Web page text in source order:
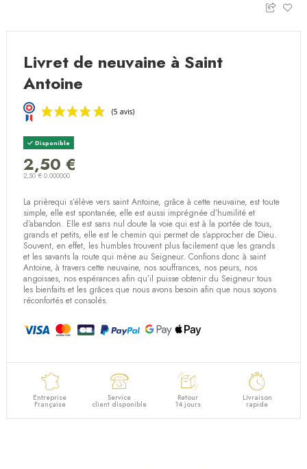
Livret de neuvaine à Saint
Antoine
(5 avis)
Disponible
2,50 €
2,50 € 0.000000
La prièrequi s’élève vers saint Antoine, grâce à cette neuvaine, est toute
simple, elle est spontanée, elle est aussi imprégnée d’humilité et
d’abandon. Elle est sans nul doute la voie qui est à la portée de tous,
grands et petits, elle est le chemin qui permet de s’approcher de Dieu.
Souvent, en effet, les humbles trouvent plus facilement que les grands
et les savants la route qui mène au Seigneur. Confions donc à saint
Antoine, à travers cette neuvaine, nos souffrances, nos peurs, nos
angoisses, nos espérances afin qu’il puisse obtenir du Seigneur tous
les bienfaits et les grâces que nous avons besoin afin que nous soyons
réconfortés et consolés.
Entreprise
Française
Service
client disponible
Retour
14 jours
Livraison
rapide